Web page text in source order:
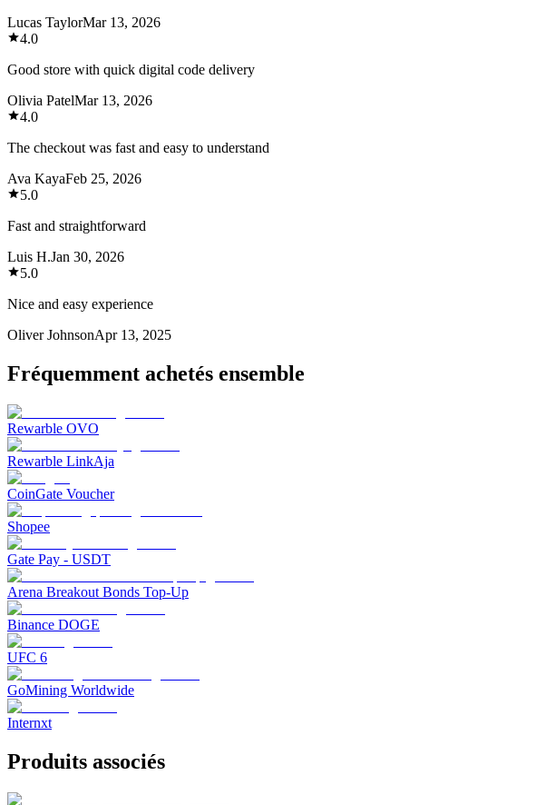
Lucas TaylorMar 13, 2026
4.0
Good store with quick digital code delivery
Olivia PatelMar 13, 2026
4.0
The checkout was fast and easy to understand
Ava KayaFeb 25, 2026
5.0
Fast and straightforward
Luis H.Jan 30, 2026
5.0
Nice and easy experience
Oliver JohnsonApr 13, 2025
Fréquemment achetés ensemble
Rewarble OVO
Rewarble LinkAja
CoinGate Voucher
Shopee
Gate Pay - USDT
Arena Breakout Bonds Top-Up
Binance DOGE
UFC 6
GoMining Worldwide
Internxt
Produits associés